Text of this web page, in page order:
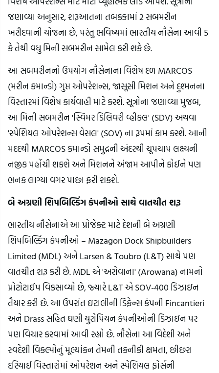
જણાવ્યા અનુસાર, શરૂઆતના તબક્કામાં 2 સબમરીન
ખરીદવાની યોજના છે, પરંતુ ભવિષ્યમાં ભારતીય નૌસેના આવી 5
કે તેથી વધુ મિની સબમરીન સામેલ કરી શકે છે.
આ સબમરીનનો ઉપયોગ નૌસેનાના વિશેષ દળ MARCOS
(મરીન કમાન્ડો) ગુપ્ત ઓપરેશન્સ, જાસૂસી મિશન અને દુશ્મનના
વિસ્તારમાં વિશેષ કાર્યવાહી માટે કરશે. સૂત્રોના જણાવ્યા મુજબ,
આ મિની સબમરીન 'સ્વિમર ડિલિવરી વ્હીકલ' (SDV) અથવા
'સ્પેશિયલ ઓપરેશન્સ વેસલ' (SOV) ના રૂપમાં કામ કરશે. આની
મદદથી MARCOS કમાન્ડો સમુદ્રની અંદરથી ચૂપચાપ લક્ષ્યની
નજીક પહોંચી શકશે અને મિશનને અંજામ આપીને કોઈને પણ
ભનક લાગ્યા વગર પાછા ફરી શકશે.
બે અગ્રણી શિપબિલ્ડિંગ કંપનીઓ સાથે વાતચીત શરૂ
ભારતીય નૌસેનાએ આ પ્રોજેક્ટ માટે દેશની બે અગ્રણી
શિપબિલ્ડિંગ કંપનીઓ – Mazagon Dock Shipbuilders
Limited (MDL) અને Larsen & Toubro (L&T) સાથે પણ
વાતચીત શરૂ કરી છે. MDL એ 'અરોવાના' (Arowana) નામનો
પ્રોટોટાઈપ વિકસાવ્યો છે, જ્યારે L&T એ SOV-400 ડિઝાઇન
તૈયાર કરી છે. આ ઉપરાંત ઇટાલીની ડિફેન્સ કંપની Fincantieri
અને Drass સહિત ઘણી યુરોપિયન કંપનીઓની ડિઝાઇન પર
પણ વિચાર કરવામાં આવી રહ્યો છે. નૌસેના આ વિદેશી અને
સ્વદેશી વિકલ્પોનું મૂલ્યાંકન તેમની તકનીકી ક્ષમતા, છીછરા
દરિયાઈ વિસ્તારોમાં ઓપરેશન અને સ્પેશિયલ ફોર્સની